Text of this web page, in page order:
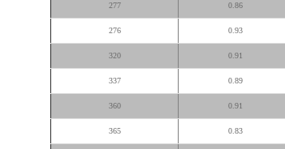
0.86
277
0.93
276
0.91
320
0.89
337
0.91
360
0.83
365